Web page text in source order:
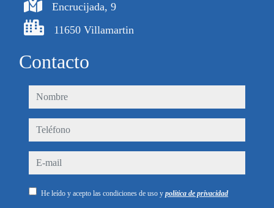
Encrucijada, 9
11650 Villamartin
Contacto
nombre
teléfono
e-mail
He leído y acepto las condiciones de uso y política de privacidad